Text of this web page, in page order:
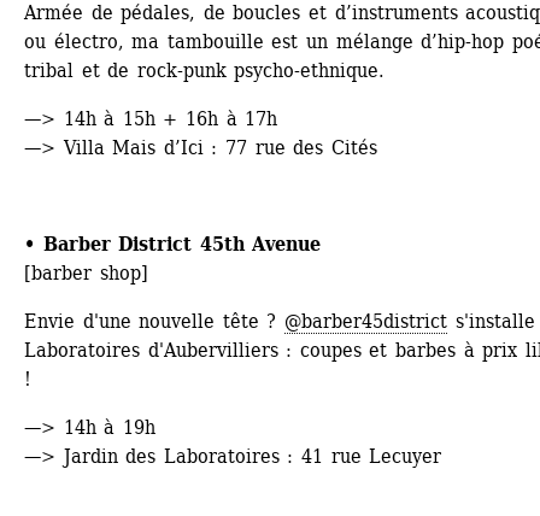
Armée de pédales, de boucles et d’instruments
ou électro, ma tambouille est un mélange d’hip-hop
tribal et de rock-punk psycho-ethnique.
—> 14h à 15h + 16h à 17h
—> Villa Mais d’Ici : 77 rue des Cités
• Barber District 45th Avenue
[barber shop]
Envie d'une nouvelle tête ? @barber45district s'installe
Laboratoires d'Aubervilliers : coupes et barbes à prix
!
—> 14h à 19h
—> Jardin des Laboratoires : 41 rue Lecuyer